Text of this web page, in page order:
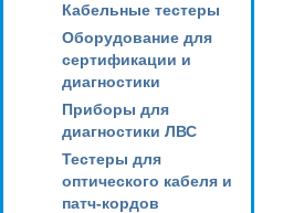
Кабельные тестеры
Оборудование для
сертификации и
диагностики
Приборы для
диагностики ЛВС
Тестеры для
оптического кабеля и
патч-кордов